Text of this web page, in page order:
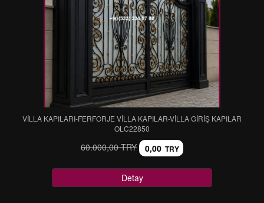
VİLLA KAPILARI-FERFORJE VİLLA KAPILAR-VİLLA GİRİŞ KAPILAR
OLC22850
60.000,00 TRY 0,00 TRY
Detay